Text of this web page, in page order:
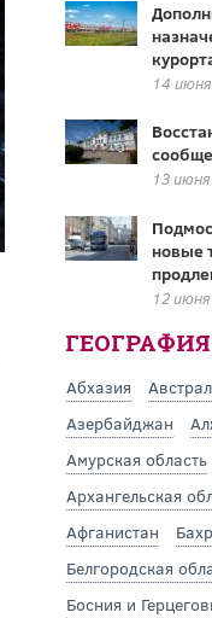
14
13
новые
12
Абхазия
Азербайджан
Амурская область
Архангельская
Афганистан
Белгородская
Босния и